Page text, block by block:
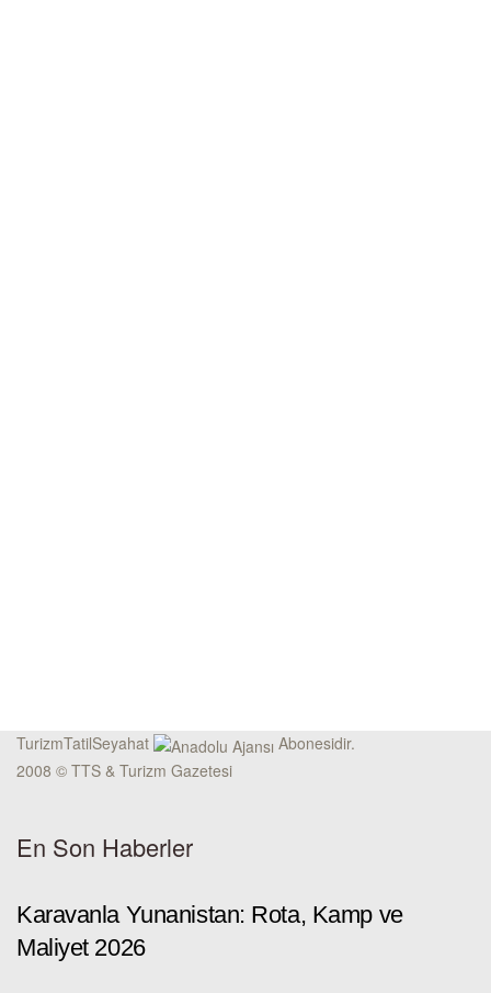
TurizmTatilSeyahat
Abonesidir.
2008 © TTS & Turizm Gazetesi
En Son Haberler
Karavanla Yunanistan: Rota, Kamp ve
Maliyet 2026